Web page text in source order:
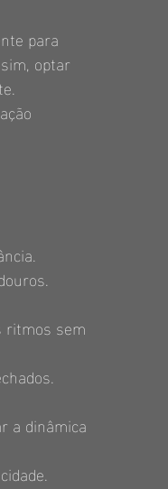
para
optar
ritmos sem
a dinâmica